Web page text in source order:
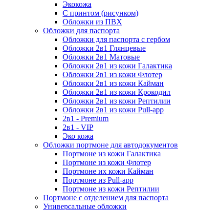
Экокожа
С принтом (рисунком)
Обложки из ПВХ
Обложки для паспорта
Обложки для паспорта с гербом
Обложки 2в1 Глянцевые
Обложки 2в1 Матовые
Обложки 2в1 из кожи Галактика
Обложки 2в1 из кожи Флотер
Обложки 2в1 из кожи Кайман
Обложки 2в1 из кожи Крокодил
Обложки 2в1 из кожи Рептилии
Обложки 2в1 из кожи Pull-app
2в1 - Premium
2в1 - VIP
Эко кожа
Обложки портмоне для автодокументов
Портмоне из кожи Галактика
Портмоне из кожи Флотер
Портмоне их кожи Кайман
Портмоне из Pull-app
Портмоне из кожи Рептилии
Портмоне с отделением для паспорта
Универсальные обложки